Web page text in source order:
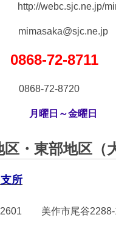
http://webc.sjc.ne.jp/
mimasaka@sjc.ne.jp
72-8711
72-8720
月曜日～金曜日 8
区・東部地区（
所
美作市尾谷2288-